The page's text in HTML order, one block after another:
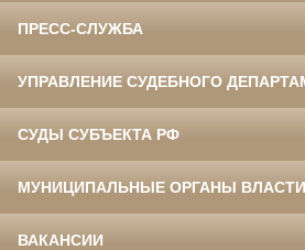
ПРЕСС-СЛУЖБА
УПРАВЛЕНИЕ СУДЕБНОГО
СУДЫ СУБЪЕКТА РФ
МУНИЦИПАЛЬНЫЕ ОРГАНЫ ВЛАСТИ
ВАКАНСИИ